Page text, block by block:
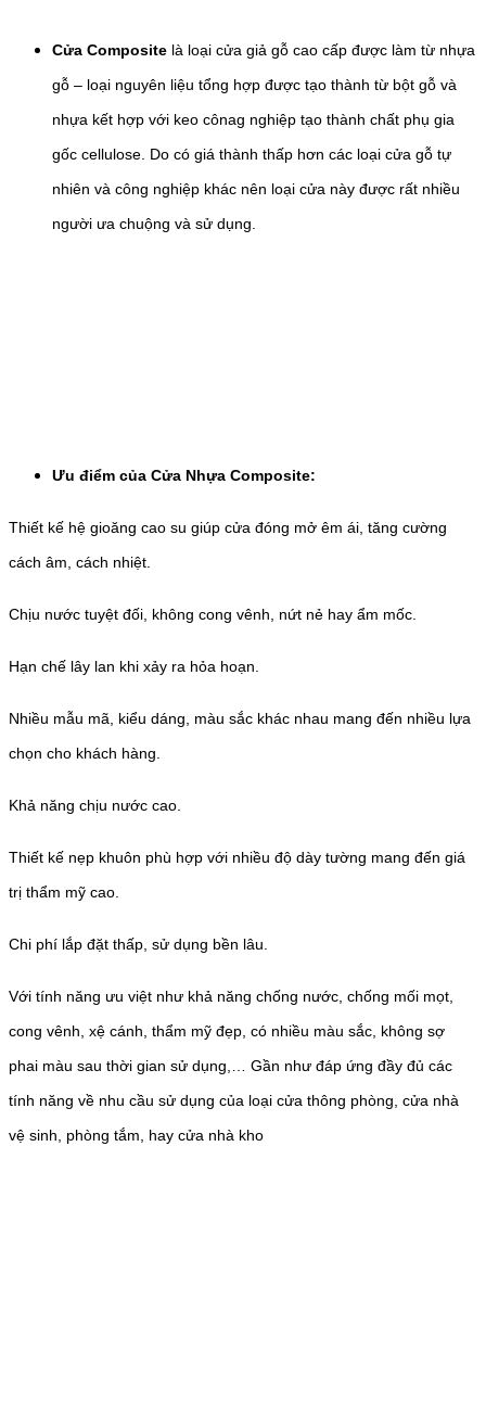
Cửa Composite là loại cửa giả gỗ cao cấp được làm từ nhựa
gỗ – loại nguyên liệu tổng hợp được tạo thành từ bột gỗ và
nhựa kết hợp với keo cônag nghiệp tạo thành chất phụ gia
gốc cellulose. Do có giá thành thấp hơn các loại cửa gỗ tự
nhiên và công nghiệp khác nên loại cửa này được rất nhiều
người ưa chuộng và sử dụng.
Ưu điểm của Cửa Nhựa Composite:
Thiết kế hệ gioăng cao su giúp cửa đóng mở êm ái, tăng cường
cách âm, cách nhiệt.
Chịu nước tuyệt đối, không cong vênh, nứt nẻ hay ẩm mốc.
Hạn chế lây lan khi xảy ra hỏa hoạn.
Nhiều mẫu mã, kiểu dáng, màu sắc khác nhau mang đến nhiều lựa
chọn cho khách hàng.
Khả năng chịu nước cao.
Thiết kế nẹp khuôn phù hợp với nhiều độ dày tường mang đến giá
trị thẩm mỹ cao.
Chi phí lắp đặt thấp, sử dụng bền lâu.
Với tính năng ưu việt như khả năng chống nước, chống mối mọt,
cong vênh, xệ cánh, thẩm mỹ đẹp, có nhiều màu sắc, không sợ
phai màu sau thời gian sử dụng,… Gần như đáp ứng đầy đủ các
tính năng về nhu cầu sử dụng của loại cửa thông phòng, cửa nhà
vệ sinh, phòng tắm, hay cửa nhà kho